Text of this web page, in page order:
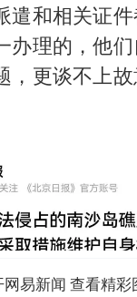
遣和相关证
办理的，他
，更谈不上
网易新闻 查看精彩